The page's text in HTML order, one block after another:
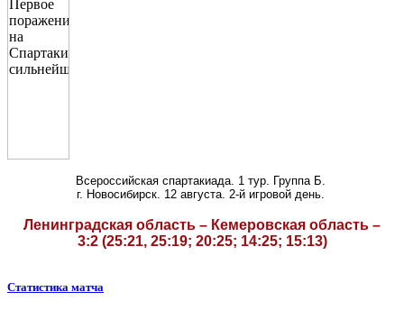
Всероссийская спартакиада. 1 тур. Группа Б.
г. Новосибирск. 12 августа. 2-й игровой день.
Ленинградская область – Кемеровская область –
3:2 (25:21, 25:19; 20:25; 14:25; 15:13)
Статистика матча